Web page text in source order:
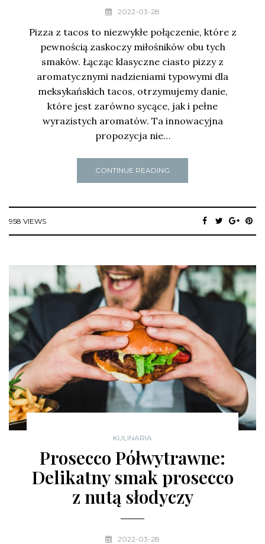
2022-03-28
Pizza z tacos to niezwykłe połączenie, które z
pewnością zaskoczy miłośników obu tych
smaków. Łącząc klasyczne ciasto pizzy z
aromatycznymi nadzieniami typowymi dla
meksykańskich tacos, otrzymujemy danie,
które jest zarówno sycące, jak i pełne
wyrazistych aromatów. Ta innowacyjna
propozycja nie…
CONTINUE READING
958 VIEWS
KULINARIA
Prosecco Półwytrawne:
Delikatny smak prosecco
z nutą słodyczy
2022-03-28